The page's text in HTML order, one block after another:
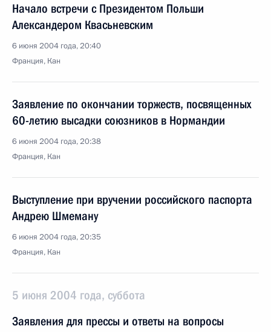
Начало встречи с Президентом Польши
Александером Квасьневским
6 июня 2004 года, 20:40
Франция, Кан
Заявление по окончании торжеств, посвященных
60-летию высадки союзников в Нормандии
6 июня 2004 года, 20:38
Франция, Кан
Выступление при вручении российского паспорта
Андрею Шмеману
6 июня 2004 года, 20:35
Франция, Кан
5 июня 2004 года, суббота
Заявления для прессы и ответы на вопросы